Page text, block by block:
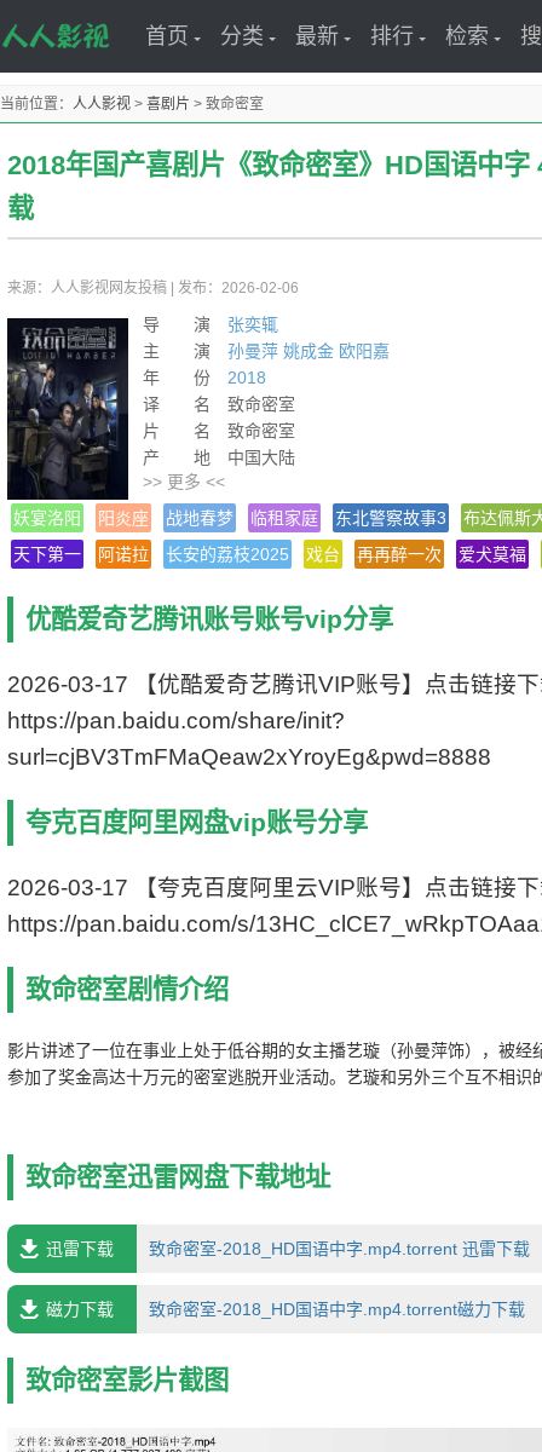
首页 分类 最新 排行 检索
当前位置： 人人影视 > 喜剧片 > 致命密室
2018年国产喜剧片《致命密室》HD国语中字
载
来源：人人影视网友投稿 发布：2026-02-06
导 演 张奕辄
主 演 孙曼萍 姚成金 欧阳嘉
年 份 2018
译 名 致命密室
片 名 致命密室
产 地 中国大陆
类 别 喜剧/悬疑/惊悚/恐怖
语 言 汉语普通话
字 幕 中文字幕
上映日期 2018-08-24(中国大陆)
视频尺寸 1920 x 1080
片 长 69 Mins
>> 更多 <<
妖宴洛阳
阳炎座 战地春梦 临租家庭 东北警察故事3
布达佩斯
天下第一
阿诺拉 长安的荔枝2025 戏台 再再醉一次 爱犬莫福
优酷爱奇艺腾讯账号账号vip分享
2026-03-17 【优酷爱奇艺腾讯VIP账号】点击链接
https://pan.baidu.com/share/init?
surl=cjBV3TmFMaQeaw2xYroyEg&pwd=8888
夸克百度阿里网盘vip账号分享
2026-03-17 【夸克百度阿里云VIP账号】点击链接
https://pan.baidu.com/s/
致命密室剧情介绍
影片讲述了一位在事业上处于低谷期的女主播艺璇（孙曼萍饰），被经
参加了奖金高达十万元的密室逃脱开业活动。艺璇和另外三个互不相识
有着细思极恐的联系，四人能否从这场索命游戏中通关……这是一部网
以刷新你的世界观。
致命密室迅雷网盘下载地址
迅雷下载 致命密室-2018_HD国语中字.mp4.torrent 迅雷下载
磁力下载 致命密室-2018_HD国语中字.mp4.torrent磁力下载
致命密室影片截图